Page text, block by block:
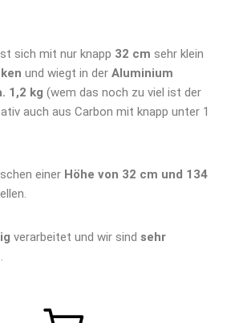
sich mit nur knapp 32 cm sehr klein
und wiegt in der Aluminium
1,2 kg (wem das noch zu viel ist der
auch aus Carbon mit knapp unter 1
einer Höhe von 32 cm und 134
verarbeitet und wir sind sehr